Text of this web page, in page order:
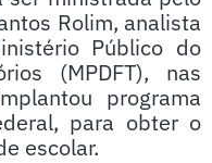
Rolim, analista
Público do
(MPDFT), nas
programa
para obter o
escolar.